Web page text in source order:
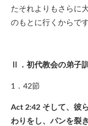
たそれよりもさらに
のもとに行くからです
Ⅱ．初代教会の弟子
1．42節
Act 2:42 そして、彼
わりをし、パンを裂